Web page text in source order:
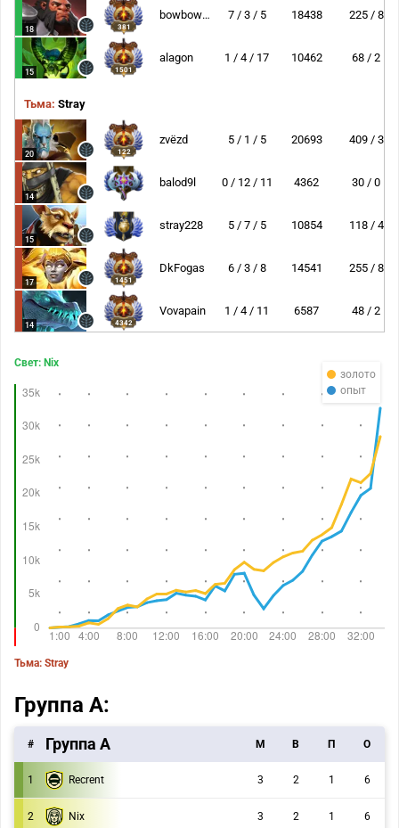
18 381
bowbowbow 7 / 3 / 5 18438 225 / 8
15 1501
alagon 1 / 4 / 17 10462 68 / 2
Тьма: Stray
20 122
zvёzd 5 / 1 / 5 20693 409 / 3
14
balod9l 0 / 12 / 11 4362 30 / 0
15
stray228 5 / 7 / 5 10854 118 / 4
17 1451
DkFogas 6 / 3 / 8 14541 255 / 8
14 4342
Vovapain 1 / 4 / 11 6587 48 / 2
золото
опыт
Свет: Nix
Тьма: Stray
Группа А:
# Группа A M В П О
1 Recrent 3 2 1 6
2 Nix 3 2 1 6